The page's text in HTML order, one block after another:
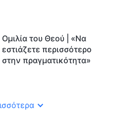
Ομιλία του Θεού | «Να
εστιάζετε περισσότερο
στην πραγματικότητα»